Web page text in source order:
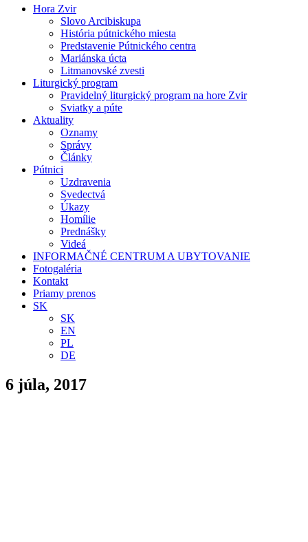
Hora Zvir
Slovo Arcibiskupa
História pútnického miesta
Predstavenie Pútnického centra
Mariánska úcta
Litmanovské zvesti
Liturgický program
Pravidelný liturgický program na hore Zvir
Sviatky a púte
Aktuality
Oznamy
Správy
Články
Pútnici
Uzdravenia
Svedectvá
Úkazy
Homílie
Prednášky
Videá
INFORMAČNÉ CENTRUM A UBYTOVANIE
Fotogaléria
Kontakt
Priamy prenos
SK
SK
EN
PL
DE
6 júla, 2017